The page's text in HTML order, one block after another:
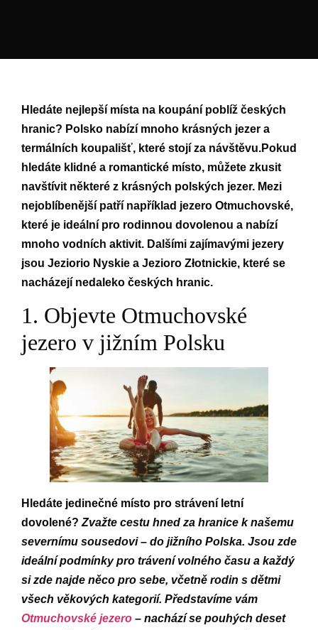
Hledáte nejlepší místa na koupání poblíž českých
hranic? Polsko nabízí mnoho krásných jezer a
termálních koupališť, které stojí za návštěvu.Pokud
hledáte klidné a romantické místo, můžete zkusit
navštívit některé z krásných polských jezer. Mezi
nejoblíbenější patří například jezero Otmuchovské,
které je ideální pro rodinnou dovolenou a nabízí
mnoho vodních aktivit. Dalšími zajímavými jezery
jsou Jeziorio Nyskie a Jezioro Złotnickie, které se
nacházejí nedaleko českých hranic.
1. Objevte Otmuchovské
jezero v jižním Polsku
Hledáte jedinečné místo pro strávení letní
dovolené? Zvažte cestu hned za hranice k našemu
severnímu sousedovi – do jižního Polska. Jsou zde
ideální podmínky pro trávení volného času a každý
si zde najde něco pro sebe, včetně rodin s dětmi
všech věkových kategorií. Představíme vám
Otmuchovské jezero – nachází se pouhých deset